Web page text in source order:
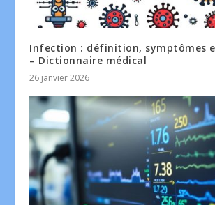
Infection : définition, symptômes
– Dictionnaire médical
26 janvier 2026